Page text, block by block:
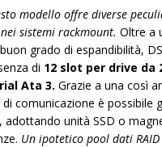
modello offre diverse
sistemi rackmount. Oltre a
grado di espandibilità,
di 12 slot per drive da
Ata 3. Grazie a una così
comunicazione è possibile
adottando unità SSD o
Un ipotetico pool dati